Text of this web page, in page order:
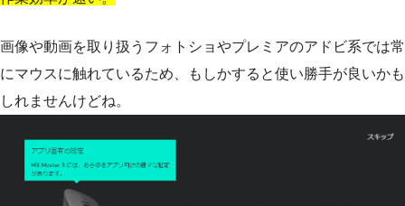
画像や動画を取り扱うフォトショやプレミアのアドビ系では常
にマウスに触れているため、もしかすると使い勝手が良いかも
しれませんけどね。